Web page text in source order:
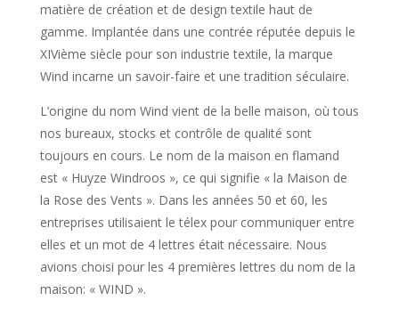
matière de création et de design textile haut de
gamme. Implantée dans une contrée réputée depuis le
XIVième siècle pour son industrie textile, la marque
Wind incarne un savoir-faire et une tradition séculaire.
L’origine du nom Wind vient de la belle maison, où tous
nos bureaux, stocks et contrôle de qualité sont
toujours en cours. Le nom de la maison en flamand
est « Huyze Windroos », ce qui signifie « la Maison de
la Rose des Vents ». Dans les années 50 et 60, les
entreprises utilisaient le télex pour communiquer entre
elles et un mot de 4 lettres était nécessaire. Nous
avions choisi pour les 4 premières lettres du nom de la
maison: « WIND ».